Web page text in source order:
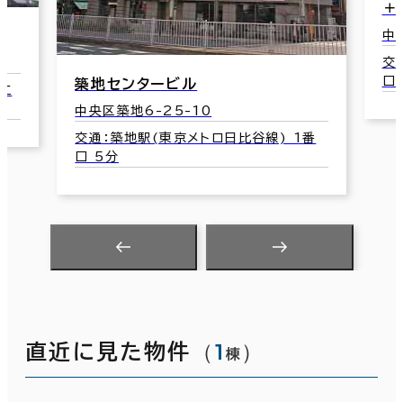
築地センタービル
中央区築地6-25-10
交通：築地駅(東京メトロ日比谷線) 1番
口 5分
＋
中
交
直近に見た物件 （1 棟 ）